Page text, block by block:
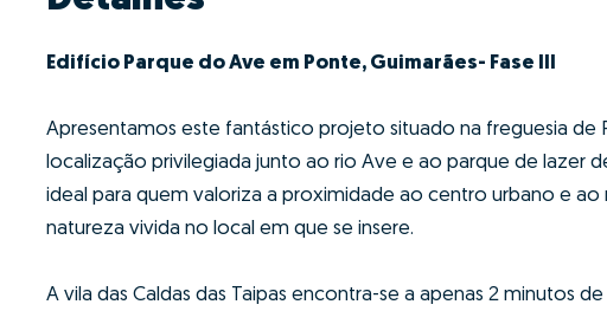
Edifício Parque do Ave em Ponte, Guimarães- Fase III
Apresentamos este fantástico projeto situado na freguesia de
localização privilegiada junto ao rio Ave e ao parque de lazer
ideal para quem valoriza a proximidade ao centro urbano e
natureza vivida no local em que se insere.
A vila das Caldas das Taipas encontra-se a apenas 2 minutos